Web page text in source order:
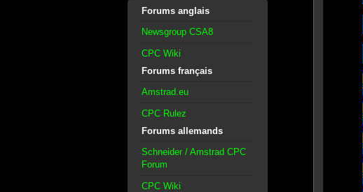
Forums anglais
Newsgroup CSA8
CPC Wiki
Forums français
Amstrad.eu
CPC Rulez
Forums allemands
Schneider / Amstrad CPC
Forum
CPC Wiki